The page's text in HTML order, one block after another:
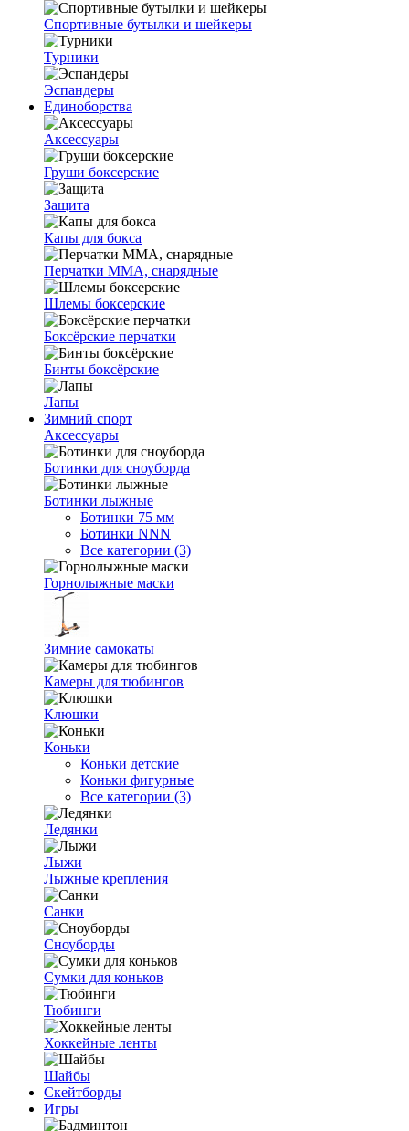
Спортивные бутылки и шейкеры
Турники
Эспандеры
Единоборства
Аксессуары
Груши боксерские
Защита
Капы для бокса
Перчатки ММА, снарядные
Шлемы боксерские
Боксёрские перчатки
Бинты боксёрские
Лапы
Зимний спорт
Аксессуары
Ботинки для сноуборда
Ботинки лыжные
Ботинки 75 мм
Ботинки NNN
Все категории (3)
Горнолыжные маски
Зимние самокаты
Камеры для тюбингов
Клюшки
Коньки
Коньки детские
Коньки фигурные
Все категории (3)
Ледянки
Лыжи
Лыжные крепления
Санки
Сноуборды
Сумки для коньков
Тюбинги
Хоккейные ленты
Шайбы
Скейтборды
Игры